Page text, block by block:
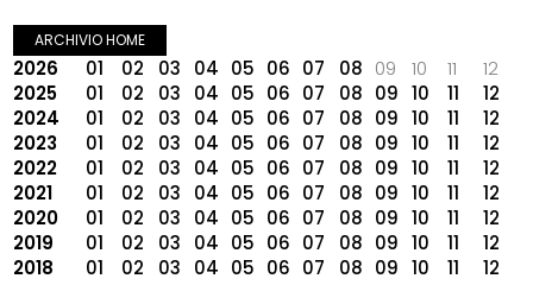
ARCHIVIO HOME
2026 01 02 03 04 05 06 07 08 09 10 11
12
2025
01 02 03 04 05 06 07 08 09 10 11
12
2024
01 02 03 04 05 06 07 08 09 10 11
12
2023
01 02 03 04 05 06 07 08 09 10 11
12
2022
01 02 03 04 05 06 07 08 09 10 11
12
2021
01 02 03 04 05 06 07 08 09 10 11
12
2020
01 02 03 04 05 06 07 08 09 10 11
12
2019
01 02 03 04 05 06 07 08 09 10 11
12
2018
01 02 03 04 05 06 07 08 09 10 11
12